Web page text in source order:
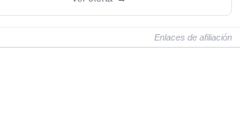
Enlaces de afiliación